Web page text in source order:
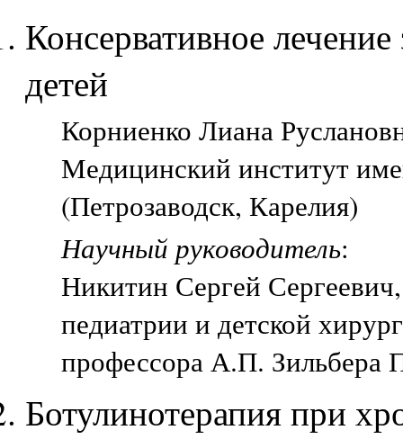
Консервативное
детей
Корниенко Лиана
Медицинский институт
(Петрозаводск, Карелия)
Научный руководитель:
Никитин Сергей
педиатрии и детской
профессора А.П. Зильбера
Ботулинотерапия при